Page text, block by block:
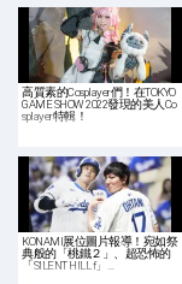
高質素的Cosplayer們！在TOKYO
GAME SHOW 2022發現的美人Co
splayer特輯！
KONAMI展位圖片報導！宛如祭
典般的「桃鐵２」、超恐怖的
「SILENT HILL f」…